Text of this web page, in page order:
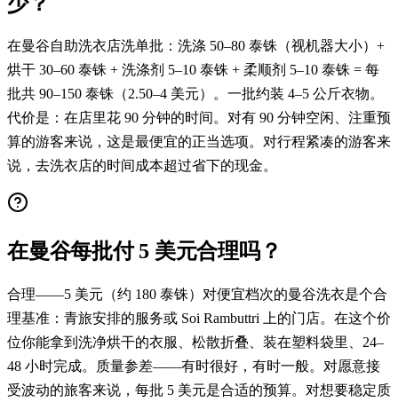
在曼谷自助洗衣店洗单批：洗涤 50–80 泰铢（视机器大小）+
烘干 30–60 泰铢 + 洗涤剂 5–10 泰铢 + 柔顺剂 5–10 泰铢 = 每
批共 90–150 泰铢（2.50–4 美元）。一批约装 4–5 公斤衣物。
代价是：在店里花 90 分钟的时间。对有 90 分钟空闲、注重预
算的游客来说，这是最便宜的正当选项。对行程紧凑的游客来
说，去洗衣店的时间成本超过省下的现金。
在曼谷每批付 5 美元合理吗？
合理——5 美元（约 180 泰铢）对便宜档次的曼谷洗衣是个合
理基准：青旅安排的服务或 Soi Rambuttri 上的门店。在这个价
位你能拿到洗净烘干的衣服、松散折叠、装在塑料袋里、24–
48 小时完成。质量参差——有时很好，有时一般。对愿意接
受波动的旅客来说，每批 5 美元是合适的预算。对想要稳定质